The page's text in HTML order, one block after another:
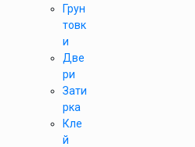
Грун
товк
и
Две
ри
Зати
рка
Кле
й